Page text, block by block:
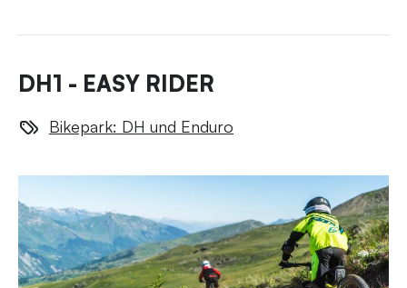
DH1 - EASY RIDER
Bikepark: DH und Enduro